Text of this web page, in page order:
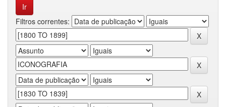
Filtros correntes: